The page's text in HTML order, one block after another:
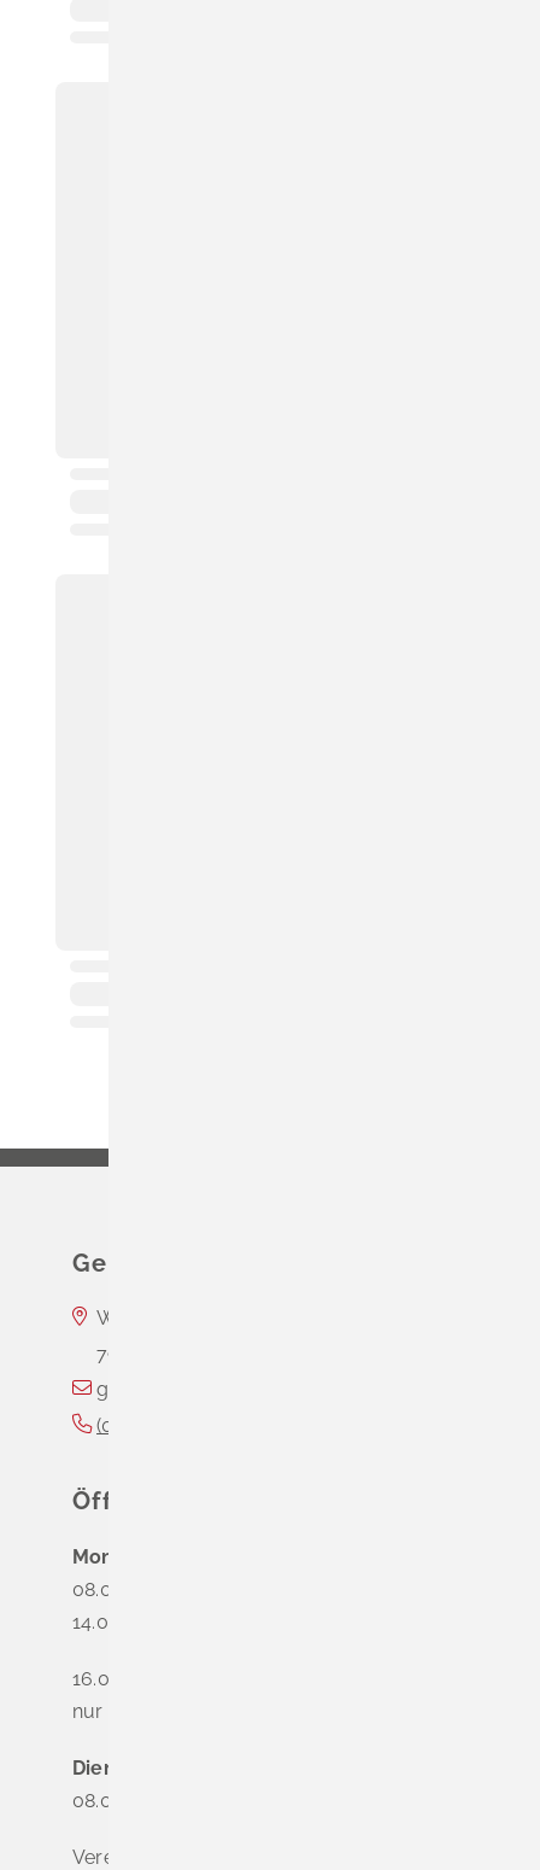
Gemeinde Schliengen
Wasserschloss Entenstein
79418
gemeinde@schliengen.de
(0
Öffnungszeiten
Montag
08.00 - 12.00 Uhr
14.00 - 16.00 Uhr
16.00 - 18.00 Uhr
nur nach Terminvereinbarung
Dienstag - Freitag
08.00 - 12.00 Uhr
Vereinbaren Sie online oder telefonisch